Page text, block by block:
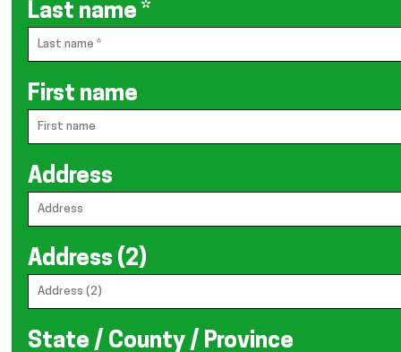
Last name *
First name
Address
Address (2)
State / County / Province